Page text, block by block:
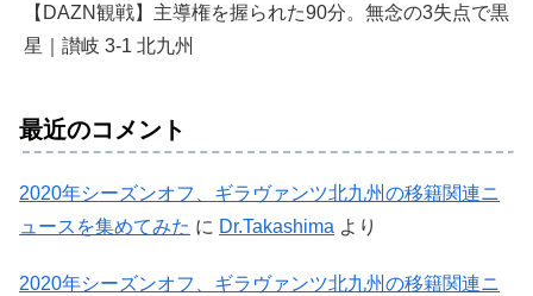
【DAZN観戦】主導権を握られた90分。無念の3失点で黒
星｜讃岐 3-1 北九州
最近のコメント
2020年シーズンオフ、ギラヴァンツ北九州の移籍関連ニ
ュースを集めてみた に Dr.Takashima より
2020年シーズンオフ、ギラヴァンツ北九州の移籍関連ニ